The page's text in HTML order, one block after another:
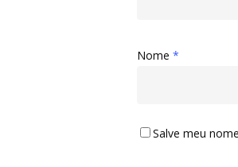
Nome *
Salve meu